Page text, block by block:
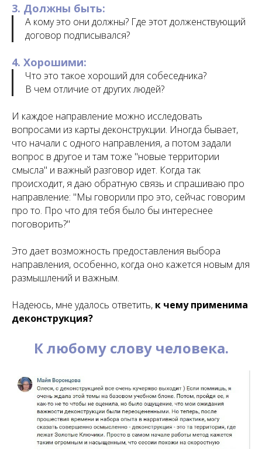
3. Должны быть:
А кому это они должны? Где этот долженствующий
договор подписывался?
4. Хорошими:
Что это такое хороший для собеседника?
В чем отличие от других людей?
И каждое направление можно исследовать
вопросами из карты деконструкции. Иногда бывает,
что начали с одного направления, а потом задали
вопрос в другое и там тоже "новые территории
смысла" и важный разговор идет. Когда так
происходит, я даю обратную связь и спрашиваю про
направление: "Мы говорили про это, сейчас говорим
про то. Про что для тебя было бы интереснее
поговорить?"
Это дает возможность предоставления выбора
направления, особенно, когда оно кажется новым для
размышлений и важным.
Надеюсь, мне удалось ответить, к чему применима
деконструкция?
Клюбому слову человека.